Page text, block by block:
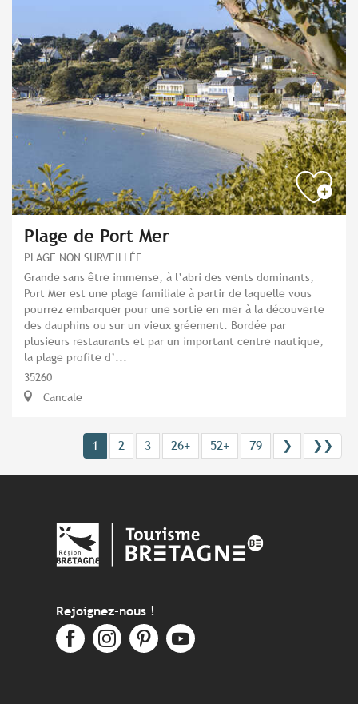
Plage de Port Mer
PLAGE NON SURVEILLÉE
Grande sans être immense, à l’abri des vents dominants,
Port Mer est une plage familiale à partir de laquelle vous
pourrez embarquer pour une sortie en mer à la découverte
des dauphins ou sur un vieux gréement. Bordée par
plusieurs restaurants et par un important centre nautique,
la plage profite d’...
35260
Cancale
1 2 3 26+ 52+ 79 ❯ ❯❯
Rejoignez-nous !